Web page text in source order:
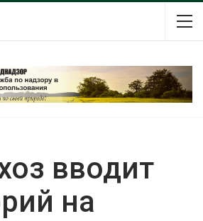
вводит
на